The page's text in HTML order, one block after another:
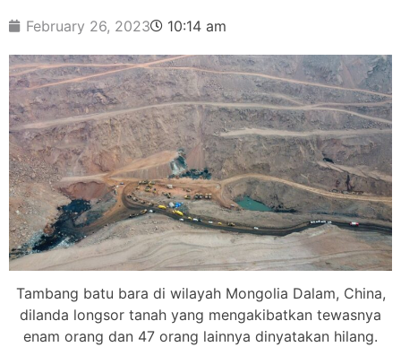
February 26, 2023 10:14 am
Tambang batu bara di wilayah Mongolia Dalam, China,
dilanda longsor tanah yang mengakibatkan tewasnya
enam orang dan 47 orang lainnya dinyatakan hilang.